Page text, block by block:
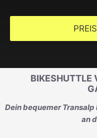
BIKESHUTTLE
Dein bequemer
an